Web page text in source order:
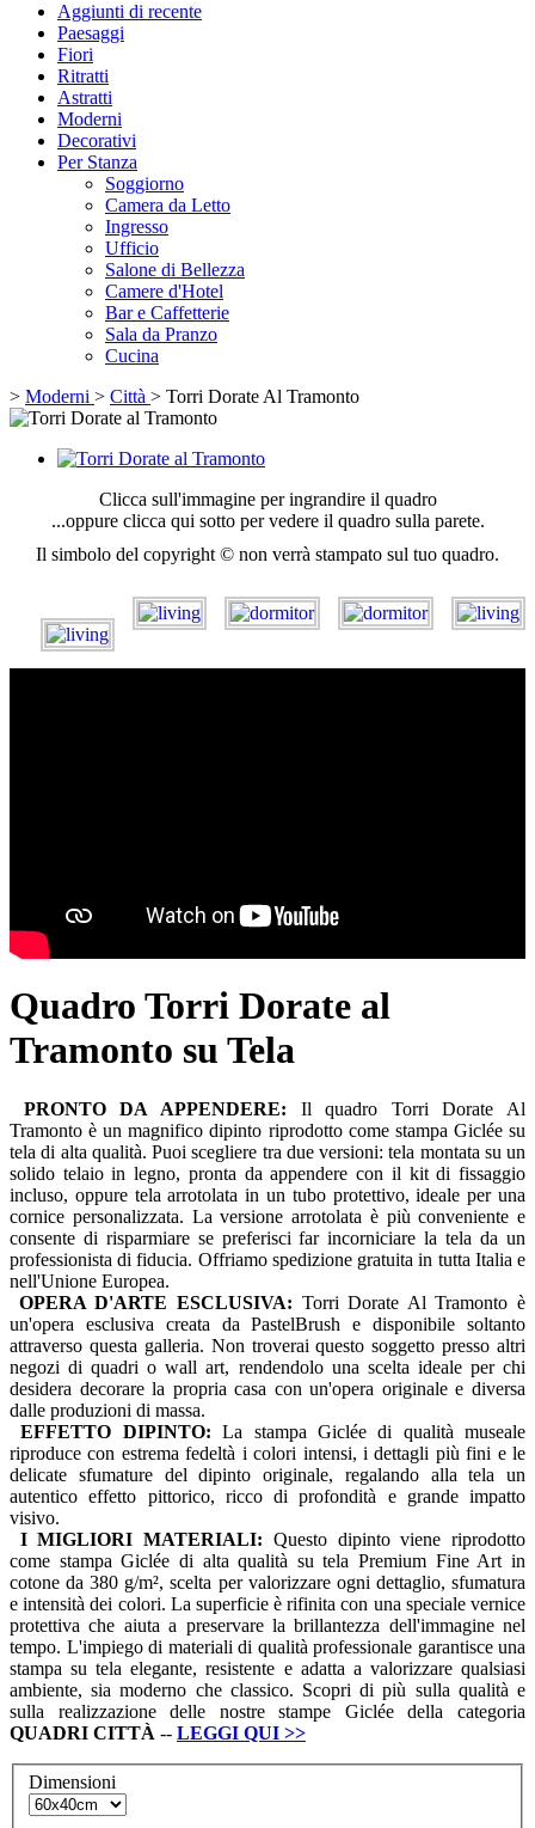
Aggiunti di recente
Paesaggi
Fiori
Ritratti
Astratti
Moderni
Decorativi
Per Stanza
Soggiorno
Camera da Letto
Ingresso
Ufficio
Salone di Bellezza
Camere d'Hotel
Bar e Caffetterie
Sala da Pranzo
Cucina
> Moderni > Città > Torri Dorate Al Tramonto
Clicca sull'immagine per ingrandire il quadro
...oppure clicca qui sotto per vedere il quadro sulla parete.
Il simbolo del copyright © non verrà stampato sul tuo quadro.
Quadro Torri Dorate al
Tramonto su Tela
PRONTO DA APPENDERE: Il quadro Torri Dorate Al
Tramonto è un magnifico dipinto riprodotto come stampa Giclée su
tela di alta qualità. Puoi scegliere tra due versioni: tela montata su un
solido telaio in legno, pronta da appendere con il kit di fissaggio
incluso, oppure tela arrotolata in un tubo protettivo, ideale per una
cornice personalizzata. La versione arrotolata è più conveniente e
consente di risparmiare se preferisci far incorniciare la tela da un
professionista di fiducia. Offriamo spedizione gratuita in tutta Italia e
nell'Unione Europea.
OPERA D'ARTE ESCLUSIVA: Torri Dorate Al Tramonto è
un'opera esclusiva creata da PastelBrush e disponibile soltanto
attraverso questa galleria. Non troverai questo soggetto presso altri
negozi di quadri o wall art, rendendolo una scelta ideale per chi
desidera decorare la propria casa con un'opera originale e diversa
dalle produzioni di massa.
EFFETTO DIPINTO: La stampa Giclée di qualità museale
riproduce con estrema fedeltà i colori intensi, i dettagli più fini e le
delicate sfumature del dipinto originale, regalando alla tela un
autentico effetto pittorico, ricco di profondità e grande impatto
visivo.
I MIGLIORI MATERIALI: Questo dipinto viene riprodotto
come stampa Giclée di alta qualità su tela Premium Fine Art in
cotone da 380 g/m², scelta per valorizzare ogni dettaglio, sfumatura
e intensità dei colori. La superficie è rifinita con una speciale vernice
protettiva che aiuta a preservare la brillantezza dell'immagine nel
tempo. L'impiego di materiali di qualità professionale garantisce una
stampa su tela elegante, resistente e adatta a valorizzare qualsiasi
ambiente, sia moderno che classico. Scopri di più sulla qualità e
sulla realizzazione delle nostre stampe Giclée della categoria
QUADRI CITTÀ -- LEGGI QUI >>
Dimensioni